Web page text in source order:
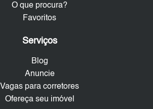
O que procura?
Favoritos
Serviços
Blog
Anuncie
Vagas para corretores
Ofereça seu imóvel